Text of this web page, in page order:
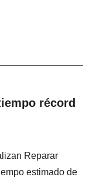
récord
Reparar
estimado de